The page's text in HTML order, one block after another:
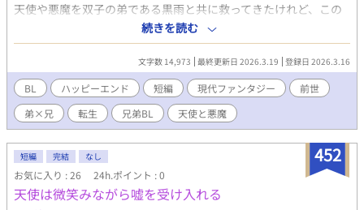
天使や悪魔を双子の弟である黒雨と共に救ってきたけれど、この
「奉仕」は実は前世の罪が原因でーー？？ 「さあ祈れ。これは兄
さんにしか使えない魔法だよ」一途な弟×何も知らない兄「僕も
黒くん大好きだよ！」ーー双子は来世も一緒に生まれ変わるため
に頑張ります！？
続きを読む
文字数 14,973 最終更新日 2026.3.19 登録日 2026.3.16
BL ハッピーエンド 短編 現代ファンタジー
前世
弟×兄
転生 兄弟BL 天使と悪魔
452
短編 完結 なし
お気に入り : 26 24h.ポイント : 0
天使は微笑みながら嘘を受け入れる